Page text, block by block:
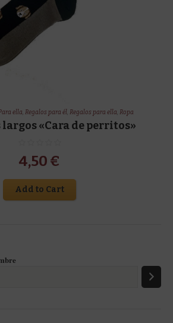
ella, Regalos para él, Regalos para ella, Ropa
«Cara de perritos»
4,50 €
Add to Cart